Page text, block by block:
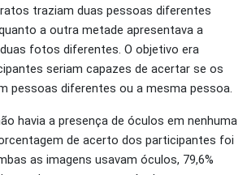
traziam duas pessoas diferentes
a outra metade apresentava a
fotos diferentes. O objetivo era
seriam capazes de acertar se os
pessoas diferentes ou a mesma pessoa.
havia a presença de óculos em nenhuma
de acerto dos participantes foi
as imagens usavam óculos, 79,6%